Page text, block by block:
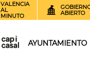
VALENCIA
AL
MINUTO
ABIERTO
AYUNTAMIENTO